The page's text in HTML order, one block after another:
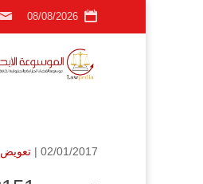
08/08/2026
02/01/2017 | تعويض